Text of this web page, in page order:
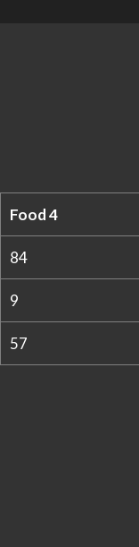
Food 4
84
9
57